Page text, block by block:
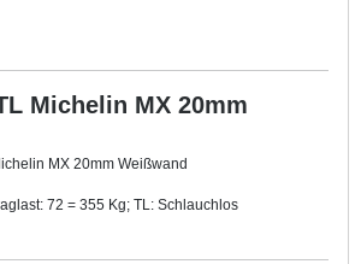
Michelin MX 20mm
MX 20mm Weißwand
72 = 355 Kg; TL: Schlauchlos